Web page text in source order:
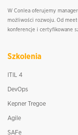
W Conlea oferujemy
możliwości rozwoju. Od
konferencje i certyfikowane
Szkolenia
ITIL 4
DevOps
Kepner Tregoe
Agile
SAFe